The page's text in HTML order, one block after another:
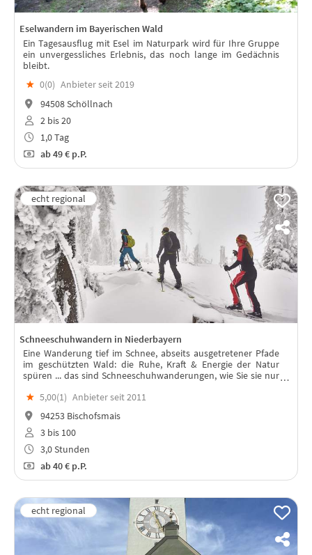
Eselwandern im Bayerischen Wald
Ein Tagesausflug mit Esel im Naturpark wird für Ihre Gruppe
ein unvergessliches Erlebnis, das noch lange im Gedächnis
bleibt.
★ 0(0) Anbieter seit 2019
94508 Schöllnach
2 bis 20
1,0 Tag
ab49 € p.P.
Schneeschuhwandern in Niederbayern
Eine Wanderung tief im Schnee, abseits ausgetretener Pfade
im geschützten Wald: die Ruhe, Kraft & Energie der Natur
spüren ... das sind Schneeschuhwanderungen, wie Sie sie nur
★ 5,00(1) Anbieter seit 2011
94253 Bischofsmais
3 bis 100
3,0 Stunden
ab40 € p.P.